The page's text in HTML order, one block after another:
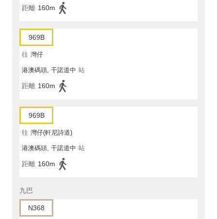
距離 160m
969B
往 灣仔
港澳碼頭, 干諾道中 站
距離 160m
969B
往 灣仔(軒尼詩道)
港澳碼頭, 干諾道中 站
距離 160m
九巴
N368